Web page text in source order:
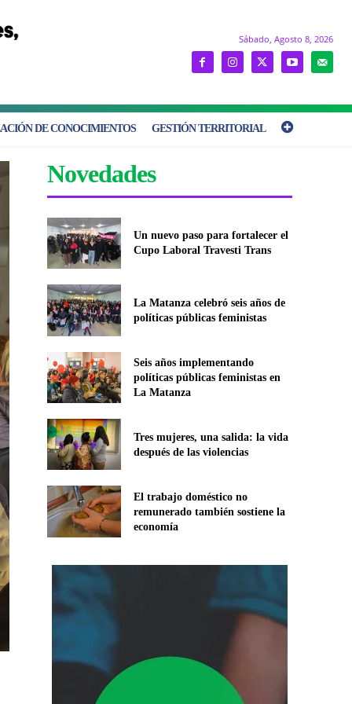
Sábado, Agosto 8, 2026
DE CONOCIMIENTOS GESTIÓN TERRITORIAL
Novedades
Un nuevo paso para fortalecer el
Cupo Laboral Travesti Trans
La Matanza celebró seis años de
políticas públicas feministas
Seis años implementando
políticas públicas feministas en
La Matanza
Tres mujeres, una salida: la vida
después de las violencias
El trabajo doméstico no
remunerado también sostiene la
economía